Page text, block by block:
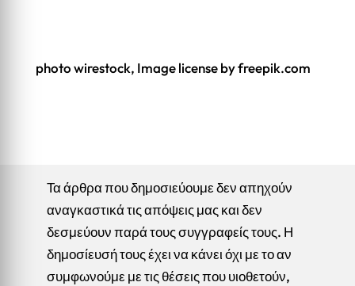
photo wirestock, Image license by freepik.com
Τα άρθρα που δημοσιεύουμε δεν απηχούν
αναγκαστικά τις απόψεις μας και δεν
δεσμεύουν παρά τους συγγραφείς τους. Η
δημοσίευσή τους έχει να κάνει όχι με το αν
συμφωνούμε με τις θέσεις που υιοθετούν,